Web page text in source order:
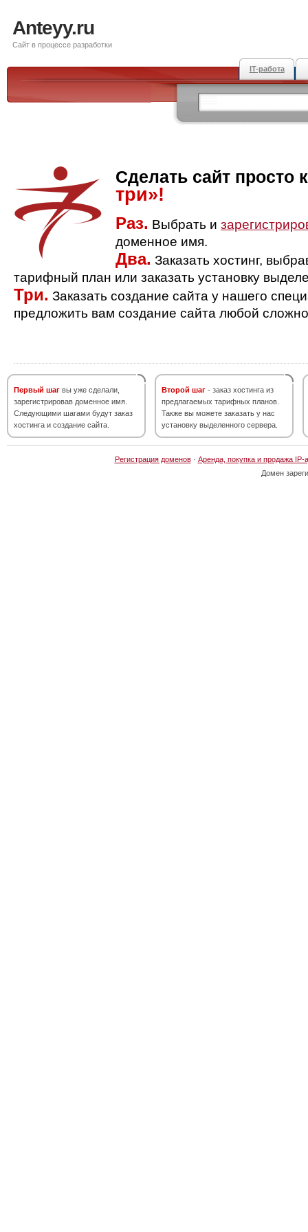
Anteyy.ru
Сайт в процессе разработки
IT-работа
Сделать сайт просто
три»!
Раз. Выбрать и
доменное имя.
Два. Заказать хостинг,
тарифный план или заказать установку
Три. Заказать создание сайта у нашего
предложить вам создание сайта любой
Первый шаг вы уже сделали,
зарегистрировав доменное имя.
Следующими шагами будут заказ
хостинга и создание сайта.
Второй шаг - заказ хостинга из
предлагаемых тарифных планов.
Также вы можете заказать у нас
установку выделенного сервера.
Регистрация доменов· Аренда, покупка и продажа IP-
Домен